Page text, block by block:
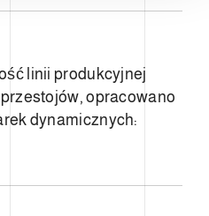
linii produkcyjnej
opracowano
dynamicznych: